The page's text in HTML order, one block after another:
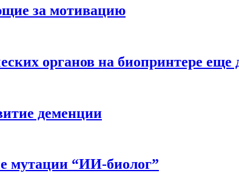
за мотивацию
органов на биопринтере еще
деменции
мутации “ИИ-биолог”